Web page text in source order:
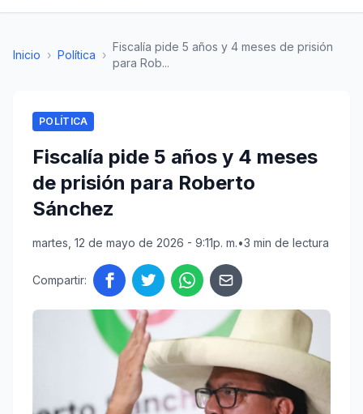
Inicio › Política ›
Fiscalía pide 5 años y 4 meses de prisión
para Rob...
POLÍTICA
Fiscalía pide 5 años y 4 meses
de prisión para Roberto
Sánchez
martes, 12 de mayo de 2026 - 9:11p. m.•3 min de lectura
Compartir: